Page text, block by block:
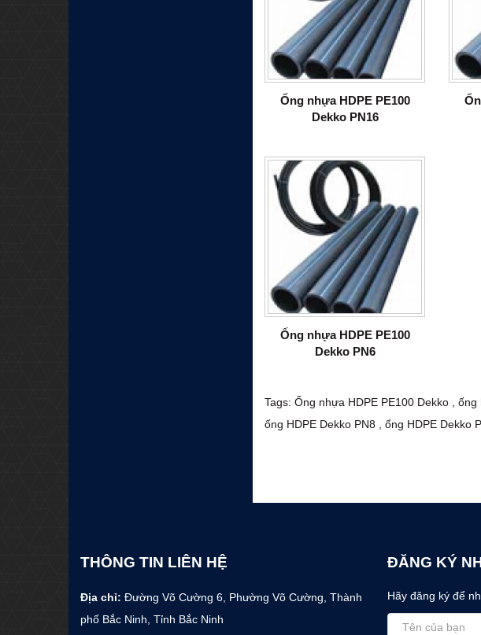
Ống nhựa HDPE PE100
Dekko PN16
Ống nhựa HDPE PE100
Dekko PN6
Tags: Ống nhựa HDPE PE100 Dekko ống
ống HDPE Dekko PN8
ống HDPE Dekko
THÔNG TIN LIÊN HỆ
Địa chỉ: Đường Võ Cường 6, Phường Võ Cường, Thành
phố Bắc Ninh, Tỉnh Bắc Ninh
ĐĂNG KÝ
Hãy đăng ký để